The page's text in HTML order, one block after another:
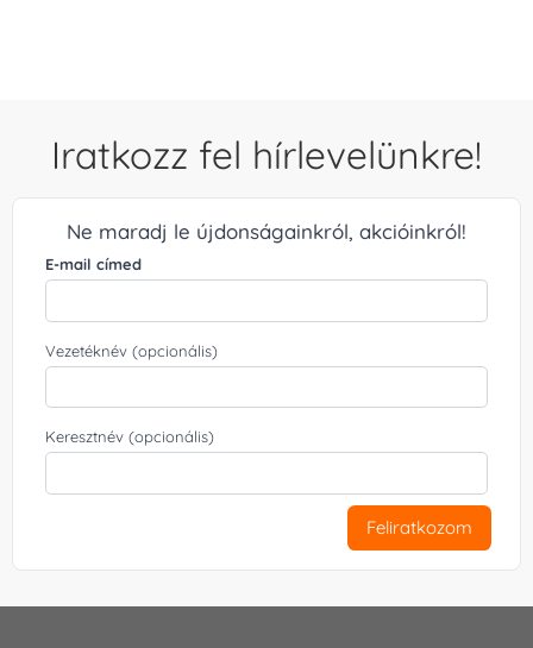
Iratkozz fel hírlevelünkre!
Ne maradj le újdonságainkról, akcióinkról!
E-mail címed
Vezetéknév (opcionális)
Keresztnév (opcionális)
Feliratkozom